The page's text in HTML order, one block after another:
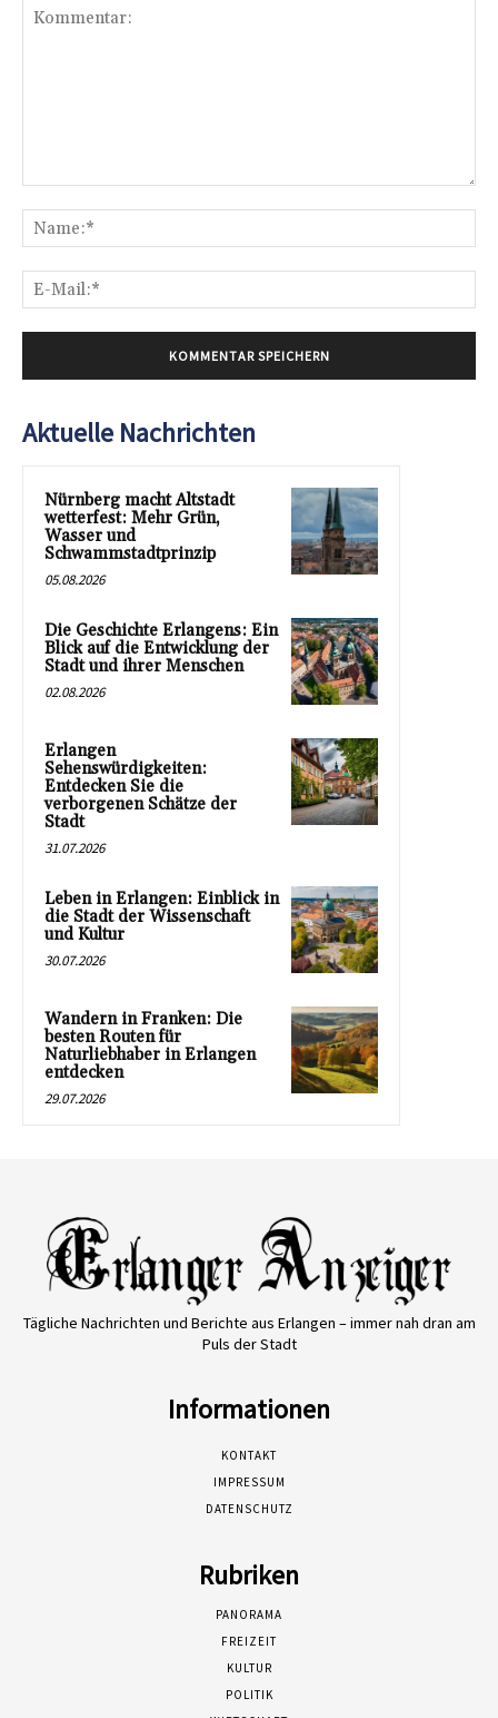
Aktuelle Nachrichten
Nürnberg macht Altstadt
wetterfest: Mehr Grün,
Wasser und
Schwammstadtprinzip
05.08.2026
Die Geschichte Erlangens: Ein
Blick auf die Entwicklung der
Stadt und ihrer Menschen
02.08.2026
Erlangen
Sehenswürdigkeiten:
Entdecken Sie die
verborgenen Schätze der
Stadt
31.07.2026
Leben in Erlangen: Einblick in
die Stadt der Wissenschaft
und Kultur
30.07.2026
Wandern in Franken: Die
besten Routen für
Naturliebhaber in Erlangen
entdecken
29.07.2026
Tägliche Nachrichten und Berichte aus Erlangen – immer nah dran am
Puls der Stadt
Informationen
KONTAKT
IMPRESSUM
DATENSCHUTZ
Rubriken
PANORAMA
FREIZEIT
KULTUR
POLITIK